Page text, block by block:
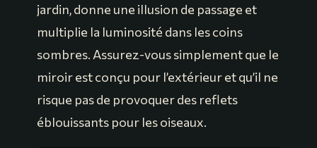
jardin, donne une illusion de passage et
multiplie la luminosité dans les coins
sombres. Assurez-vous simplement que le
miroir est conçu pour l’extérieur et qu’il ne
risque pas de provoquer des reflets
éblouissants pour les oiseaux.